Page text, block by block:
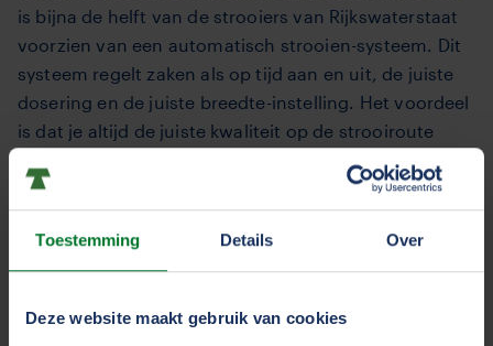
Toestemming Details Over
Deze website maakt gebruik van cookies
is bijna de helft van de strooiers van Rijkswaterstaat
voorzien van een automatisch strooien-systeem. Dit
systeem regelt zaken als op tijd aan en uit, de juiste
dosering en de juiste breedte-instelling. Het voordeel
is dat je altijd de juiste kwaliteit op de strooiroute
hebt en de chauffeur hoeft niet meer allerlei
handmatige handelingen te verrichten tijdens het
rijden. En dat is wel zo veilig!
ontwikkelingen